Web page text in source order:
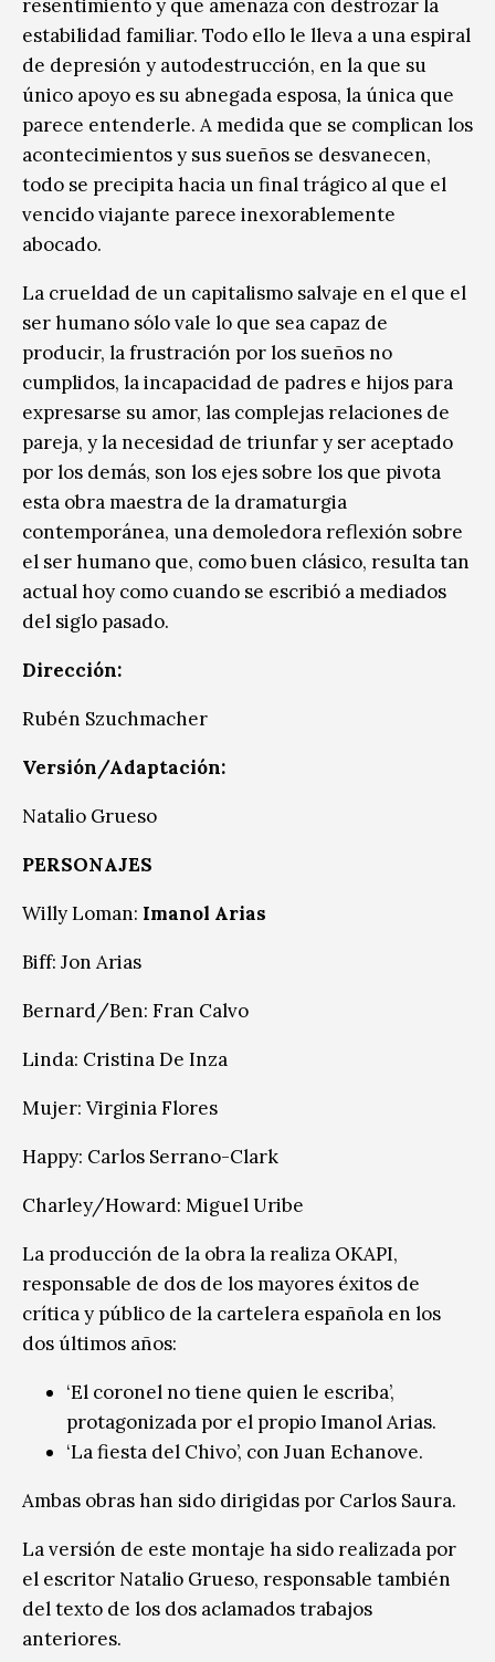
resentimiento y que amenaza con destrozar la
estabilidad familiar. Todo ello le lleva a una espiral
de depresión y autodestrucción, en la que su
único apoyo es su abnegada esposa, la única que
parece entenderle. A medida que se complican los
acontecimientos y sus sueños se desvanecen,
todo se precipita hacia un final trágico al que el
vencido viajante parece inexorablemente
abocado.
La crueldad de un capitalismo salvaje en el que el
ser humano sólo vale lo que sea capaz de
producir, la frustración por los sueños no
cumplidos, la incapacidad de padres e hijos para
expresarse su amor, las complejas relaciones de
pareja, y la necesidad de triunfar y ser aceptado
por los demás, son los ejes sobre los que pivota
esta obra maestra de la dramaturgia
contemporánea, una demoledora reflexión sobre
el ser humano que, como buen clásico, resulta tan
actual hoy como cuando se escribió a mediados
del siglo pasado.
Dirección:
Rubén Szuchmacher
Versión/Adaptación:
Natalio Grueso
PERSONAJES
Willy Loman: Imanol Arias
Biff: Jon Arias
Bernard/Ben: Fran Calvo
Linda: Cristina De Inza
Mujer: Virginia Flores
Happy: Carlos Serrano-Clark
Charley/Howard: Miguel Uribe
La producción de la obra la realiza OKAPI,
responsable de dos de los mayores éxitos de
crítica y público de la cartelera española en los
dos últimos años:
‘El coronel no tiene quien le escriba’,
protagonizada por el propio Imanol Arias.
‘La fiesta del Chivo’, con Juan Echanove.
Ambas obras han sido dirigidas por Carlos Saura.
La versión de este montaje ha sido realizada por
el escritor Natalio Grueso, responsable también
del texto de los dos aclamados trabajos
anteriores.